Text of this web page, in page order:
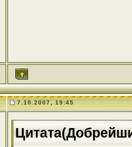
7.10.2007, 19:45